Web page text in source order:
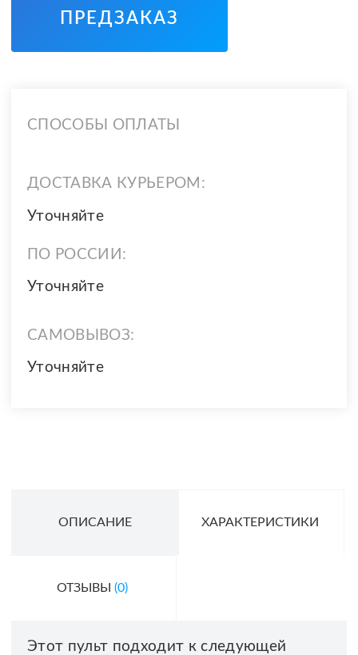
ПРЕДЗАКАЗ
СПОСОБЫ ОПЛАТЫ
ДОСТАВКА КУРЬЕРОМ:
Уточняйте
ПО РОССИИ:
Уточняйте
САМОВЫВОЗ:
Уточняйте
ОПИСАНИЕ ХАРАКТЕРИСТИКИ
ОТЗЫВЫ (0)
Этот пульт подходит к следующей